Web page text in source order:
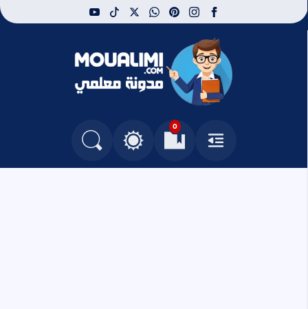
facebook
instagram
pinterest
whatsapp
x
tiktok
youtube
مدونة معلمي
القائمة
0
العلامات المرجعيةالتغيير بين الوضع النهاري والداكن
البحث في المدونة